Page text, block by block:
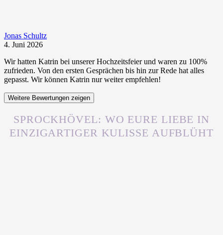
Jonas Schultz
4. Juni 2026
Wir hatten Katrin bei unserer Hochzeitsfeier und waren zu 100%
zufrieden. Von den ersten Gesprächen bis hin zur Rede hat alles
gepasst. Wir können Katrin nur weiter empfehlen!
Weitere Bewertungen zeigen
SPROCKHÖVEL: WO EURE LIEBE IN
EINZIGARTIGER KULISSE AUFBLÜHT